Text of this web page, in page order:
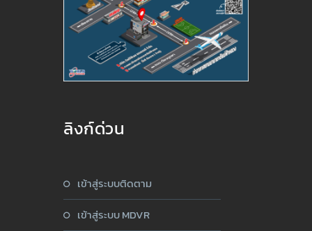
ลิงก์ด่วน
เข้าสู่ระบบติดตาม
เข้าสู่ระบบ MDVR